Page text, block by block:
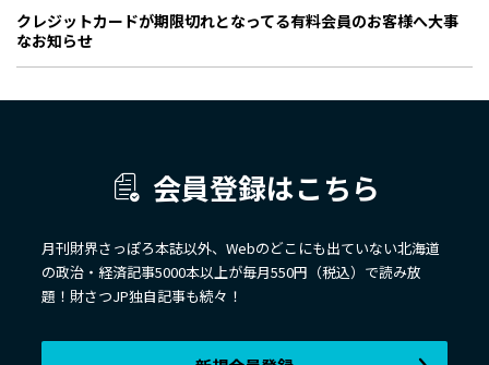
クレジットカードが期限切れとなってる有料会員のお客様へ大事
なお知らせ
会員登録はこちら
月刊財界さっぽろ本誌以外、Webのどこにも出ていない北海道
の政治・経済記事5000本以上が毎月550円（税込）で読み放
題！財さつJP独自記事も続々！